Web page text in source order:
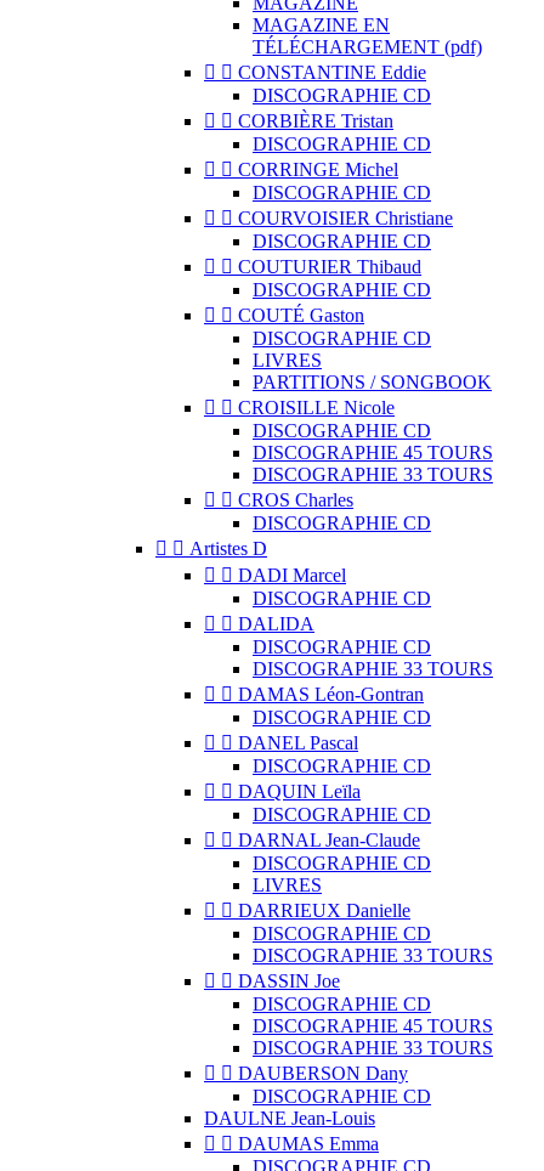
MAGAZINE EN
TÉLÉCHARGEMENT (pdf)
  CONSTANTINE Eddie
DISCOGRAPHIE CD
  CORBIÈRE Tristan
DISCOGRAPHIE CD
  CORRINGE Michel
DISCOGRAPHIE CD
  COURVOISIER Christiane
DISCOGRAPHIE CD
  COUTURIER Thibaud
DISCOGRAPHIE CD
  COUTÉ Gaston
DISCOGRAPHIE CD
LIVRES
PARTITIONS / SONGBOOK
  CROISILLE Nicole
DISCOGRAPHIE CD
DISCOGRAPHIE 45 TOURS
DISCOGRAPHIE 33 TOURS
  CROS Charles
DISCOGRAPHIE CD
  Artistes D
  DADI Marcel
DISCOGRAPHIE CD
  DALIDA
DISCOGRAPHIE CD
DISCOGRAPHIE 33 TOURS
  DAMAS Léon-Gontran
DISCOGRAPHIE CD
  DANEL Pascal
DISCOGRAPHIE CD
  DAQUIN Leïla
DISCOGRAPHIE CD
  DARNAL Jean-Claude
DISCOGRAPHIE CD
LIVRES
  DARRIEUX Danielle
DISCOGRAPHIE CD
DISCOGRAPHIE 33 TOURS
  DASSIN Joe
DISCOGRAPHIE CD
DISCOGRAPHIE 45 TOURS
DISCOGRAPHIE 33 TOURS
  DAUBERSON Dany
DISCOGRAPHIE CD
DAULNE Jean-Louis
  DAUMAS Emma
DISCOGRAPHIE CD